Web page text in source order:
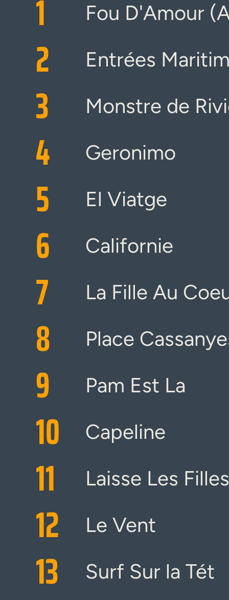
1 Fou D'Amour
2 Entrées
3 Monstre de
4 Geronimo
5 El Viatge
6 Californie
7 La Fille Au
8 Place
9 Pam Est La
10 Capeline
11 Laisse Les Filles
12 Le Vent
13 Surf Sur la Tét